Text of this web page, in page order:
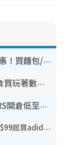
長者優惠｜OK便利店推樂悠咭優惠！買麵包/牛奶/保健品拍卡即減
【8月生日優惠2026】全港85大食買玩著數攻略 自助餐/火鍋放題同行免費＋誠品/DONKI送現金券
開倉優惠｜銅鑼灣MICHAEL KORS開倉低至17折！直擊$500起買手袋/銀包/鞋款 必買經典Jet Set系列
開倉優惠｜馬拉松開倉低至3折！直擊$99起買adidas／New Balance／Puma鞋款 STANLEY保溫杯劈價至$119起